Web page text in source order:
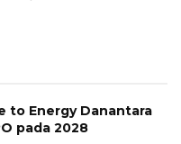
to Energy Danantara
pada 2028